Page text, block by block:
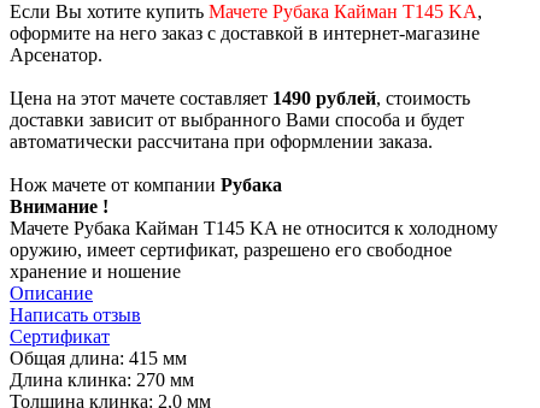
Если Вы хотите купить Мачете Рубака Кайман T145 KA,
оформите на него заказ с доставкой в интернет-магазине
Арсенатор.
Цена на этот мачете составляет 1490 рублей, стоимость
доставки зависит от выбранного Вами способа и будет
автоматически рассчитана при оформлении заказа.
Нож мачете от компании Рубака
Внимание !
Мачете Рубака Кайман T145 KA не относится к холодному
оружию, имеет сертификат, разрешено его свободное
хранение и ношение
Описание
Написать отзыв
Сертификат
Общая длина: 415 мм
Длина клинка: 270 мм
Толщина клинка: 2,0 мм